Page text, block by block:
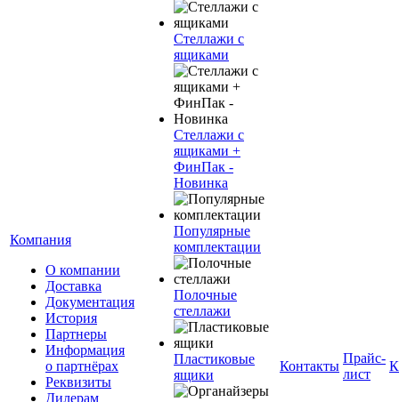
Компания
О компании
Доставка
Документация
История
Партнеры
Информация
о партнёрах
Реквизиты
Дилерам
Стеллажи с
ящиками
Стеллажи с
ящиками +
ФинПак -
Новинка
Популярные
комплектации
Полочные
стеллажи
Пластиковые
ящики
Контакты
Прайс-
лист